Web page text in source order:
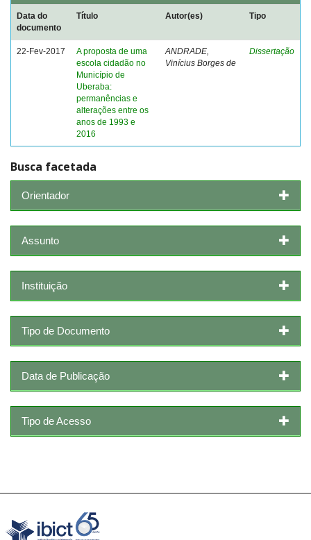
Data do
documento
Título Autor(es) Tipo
22-Fev-2017
A proposta de uma
escola cidadão no
Município de
Uberaba:
permanências e
alterações entre os
anos de 1993 e
2016
ANDRADE,
Vinícius Borges de
Dissertação
Busca facetada
Orientador
Assunto
Instituição
Tipo de Documento
Data de Publicação
Tipo de Acesso